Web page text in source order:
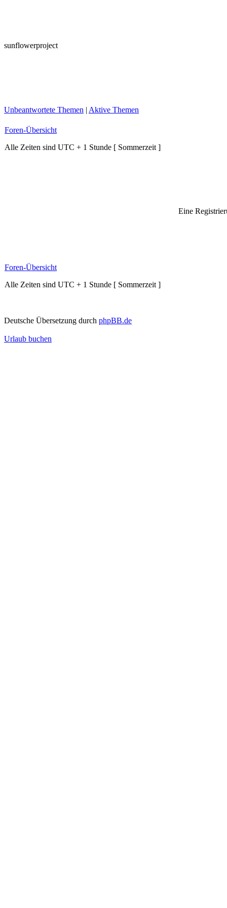
sunflowerproject
Unbeantwortete Themen | Aktive Themen
Foren-Übersicht
Alle Zeiten sind UTC + 1 Stunde [ Sommerzeit ]
Eine
Foren-Übersicht
Alle Zeiten sind UTC + 1 Stunde [ Sommerzeit ]
Deutsche Übersetzung durch phpBB.de
Urlaub buchen